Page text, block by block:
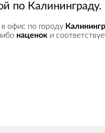
по Калининграду.
офис по городу
наценок и